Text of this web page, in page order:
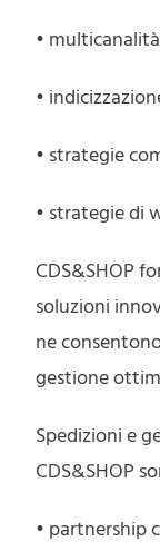
• multicanalità
•
• strategie
• strategie di
CDS&SHOP
soluzioni
ne
gestione
Spedizioni e
CDS&SHOP
• partnership